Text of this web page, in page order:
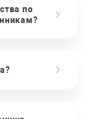
по